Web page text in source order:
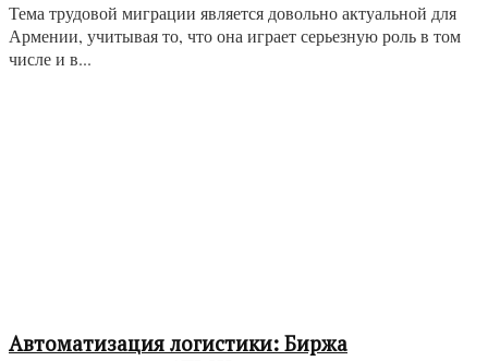
Тема трудовой миграции является довольно актуальной для
Армении, учитывая то, что она играет серьезную роль в том
числе и в...
Автоматизация логистики: Биржа